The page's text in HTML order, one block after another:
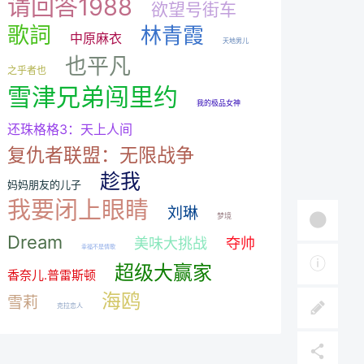
请回答1988 欲望号街车
歌詞 中原麻衣 林青霞 天地男儿
之乎者也 也平凡
雪津兄弟闯里约 我的极品女神
还珠格格3：天上人间
复仇者联盟：无限战争
妈妈朋友的儿子 趁我
我要闭上眼睛 刘琳 梦境
Dream 幸福不是情歌 美味大挑战 夺帅
香奈儿.普雷斯顿 超级大赢家
雪莉 克拉恋人 海鸥